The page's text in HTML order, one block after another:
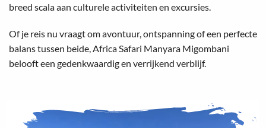
breed scala aan culturele activiteiten en excursies.
Of je reis nu vraagt om avontuur, ontspanning of een perfecte
balans tussen beide, Africa Safari Manyara Migombani
belooft een gedenkwaardig en verrijkend verblijf.